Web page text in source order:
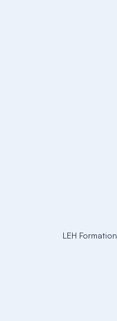
LEH Formation